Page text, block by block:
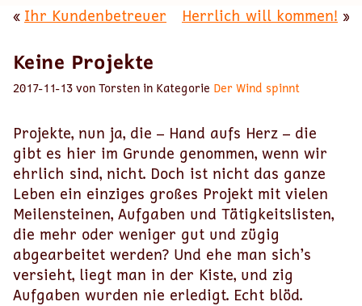
« Ihr Kundenbetreuer Herrlich will kommen! »
Keine Projekte
2017-11-13 von Torsten in Kategorie Der Wind spinnt
Projekte, nun ja, die – Hand aufs Herz – die
gibt es hier im Grunde genommen, wenn wir
ehrlich sind, nicht. Doch ist nicht das ganze
Leben ein einziges großes Projekt mit vielen
Meilensteinen, Aufgaben und Tätigkeitslisten,
die mehr oder weniger gut und zügig
abgearbeitet werden? Und ehe man sich’s
versieht, liegt man in der Kiste, und zig
Aufgaben wurden nie erledigt. Echt blöd.